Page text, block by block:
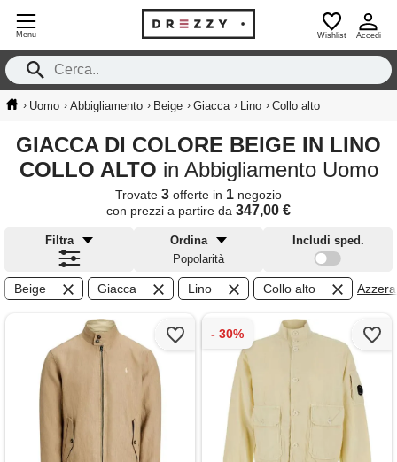
Menu Wishlist Accedi
› Uomo › Abbigliamento › Beige › Giacca › Lino › Collo alto
GIACCA DI COLORE BEIGE IN LINO
COLLO ALTO in Abbigliamento Uomo
Trovate 3 offerte in 1 negozio
con prezzi a partire da 347,00 €
Filtra
Ordina
Popolarità
Includi sped.
Beige Giacca Lino Collo alto